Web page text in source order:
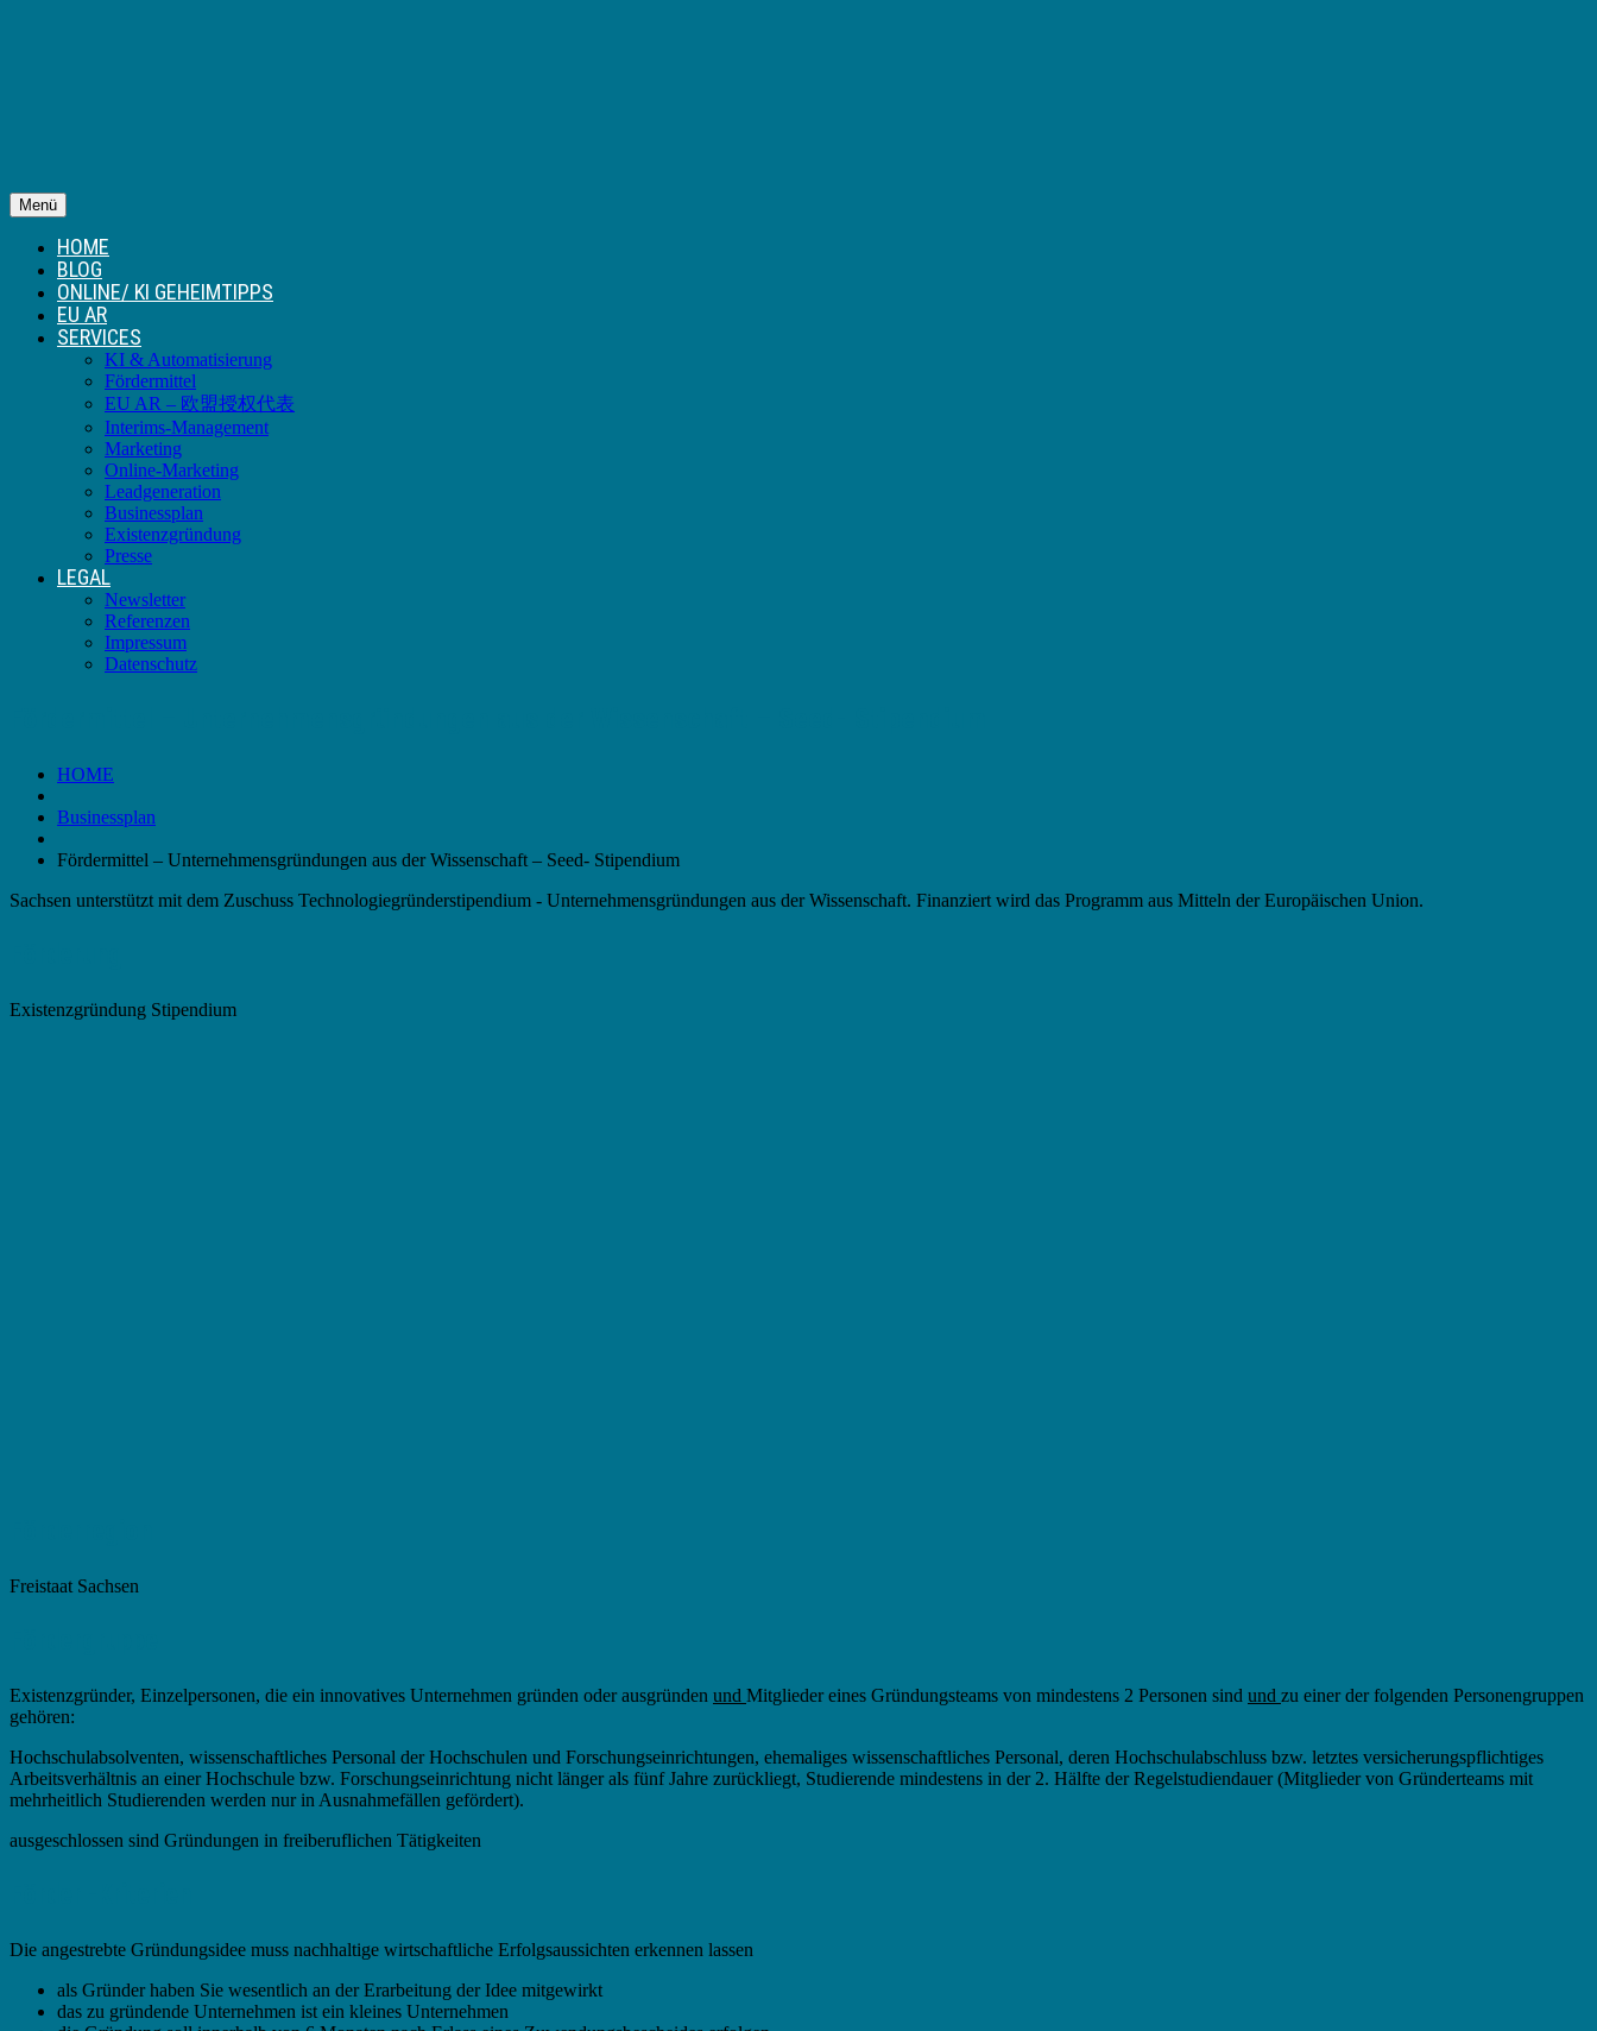
Menü
HOME
BLOG
ONLINE/ KI GEHEIMTIPPS
EU AR
SERVICES
KI & Automatisierung
Fördermittel
EU AR – 欧盟授权代表
Interims-Management
Marketing
Online-Marketing
Leadgeneration
Businessplan
Existenzgründung
Presse
LEGAL
Newsletter
Referenzen
Impressum
Datenschutz
HOME
Businessplan
Fördermittel – Unternehmensgründungen aus der Wissenschaft – Seed- Stipendium
Sachsen unterstützt mit dem Zuschuss Technologiegründerstipendium - Unternehmensgründungen aus der Wissenschaft. Finanziert wird das Programm aus Mitteln der Europäischen Union.
Existenzgründung Stipendium
Freistaat Sachsen
Existenzgründer, Einzelpersonen, die ein innovatives Unternehmen gründen oder ausgründen und Mitglieder eines Gründungsteams von mindestens 2 Personen sind und zu einer der folgenden Personengruppen
gehören:
Hochschulabsolventen, wissenschaftliches Personal der Hochschulen und Forschungseinrichtungen, ehemaliges wissenschaftliches Personal, deren Hochschulabschluss bzw. letztes versicherungspflichtiges
Arbeitsverhältnis an einer Hochschule bzw. Forschungseinrichtung nicht länger als fünf Jahre zurückliegt, Studierende mindestens in der 2. Hälfte der Regelstudiendauer (Mitglieder von Gründerteams mit
mehrheitlich Studierenden werden nur in Ausnahmefällen gefördert).
ausgeschlossen sind Gründungen in freiberuflichen Tätigkeiten
Die angestrebte Gründungsidee muss nachhaltige wirtschaftliche Erfolgsaussichten erkennen lassen
als Gründer haben Sie wesentlich an der Erarbeitung der Idee mitgewirkt
das zu gründende Unternehmen ist ein kleines Unternehmen